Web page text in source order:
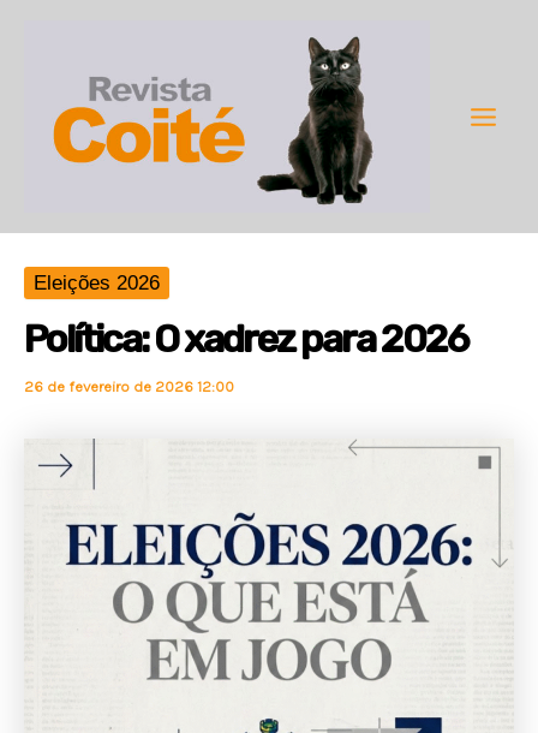
conteúdo
Eleições 2026
Política: O xadrez para 2026
26 de fevereiro de 2026 12:00